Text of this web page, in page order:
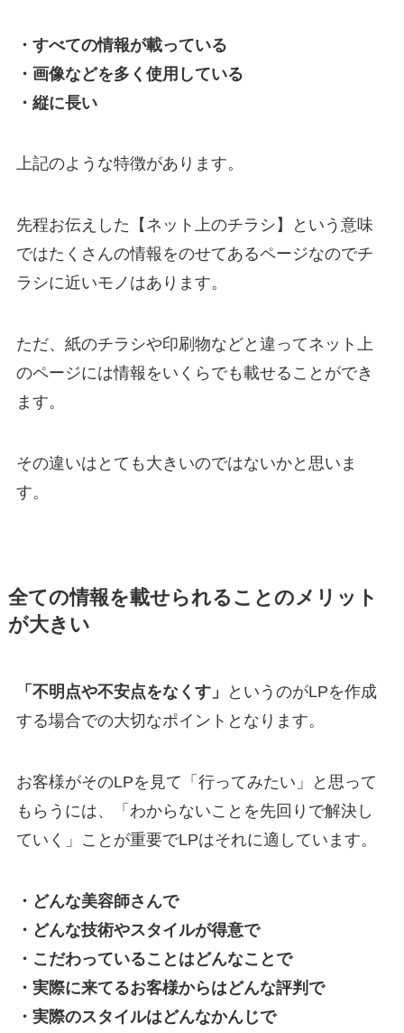
・すべての情報が載っている
・画像などを多く使用している
・縦に長い
上記のような特徴があります。
先程お伝えした【ネット上のチラシ】という意味
ではたくさんの情報をのせてあるページなのでチ
ラシに近いモノはあります。
ただ、紙のチラシや印刷物などと違ってネット上
のページには情報をいくらでも載せることができ
ます。
その違いはとても大きいのではないかと思いま
す。
全ての情報を載せられることのメリット
が大きい
「不明点や不安点をなくす」
というのがLPを作成
する場合での大切なポイントとなります。
お客様がそのLPを見て「行ってみたい」と思って
もらうには、「わからないことを先回りで解決し
ていく」ことが重要でLPはそれに適しています。
・どんな美容師さんで
・どんな技術やスタイルが得意で
・こだわっていることはどんなことで
・実際に来てるお客様からはどんな評判で
・実際のスタイルはどんなかんじで